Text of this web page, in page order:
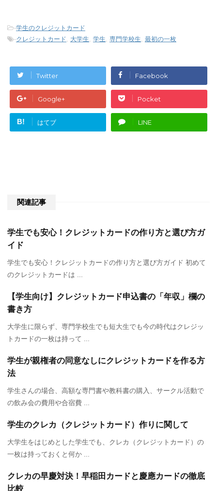
-学生のクレジットカード
-クレジットカード, 大学生, 学生, 専門学校生, 最初の一枚
Twitter Facebook
Google+ Pocket
B! はてブ LINE
関連記事
学生でも安心！クレジットカードの作り方と選び方ガ
イド
学生でも安心！クレジットカードの作り方と選び方ガイド 初めて
のクレジットカードは ...
【学生向け】クレジットカード申込書の「年収」欄の
書き方
大学生に限らず、専門学校生でも短大生でも今の時代はクレジッ
トカードの一枚は持って ...
学生が親権者の同意なしにクレジットカードを作る方
法
学生さんの場合、高額な専門書や教科書の購入、サークル活動で
の飲み会の費用や合宿費 ...
学生のクレカ（クレジットカード）作りに関して
大学生をはじめとした学生でも、クレカ（クレジットカード）の
一枚は持っておくと何か ...
クレカの早慶対決！早稲田カードと慶應カードの徹底
比較